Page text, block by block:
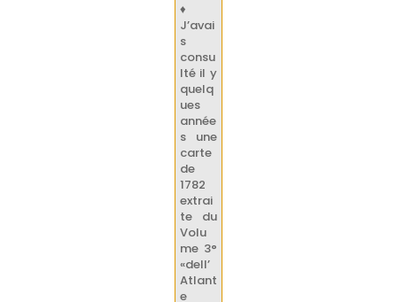
♦
J’avai
s
consu
lté il y
quelq
ues
année
s une
carte
de
1782
extrai
te du
Volu
me 3°
«dell’
Atlant
e